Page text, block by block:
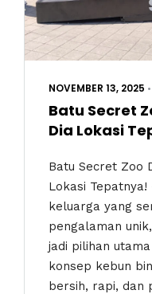
NOVEMBER 13, 2025 •
Batu Secret
Dia Lokasi
Batu Secret Zoo
Lokasi
keluarga yang
pengalaman
jadi pilihan
konsep kebun
bersih, rapi, dan